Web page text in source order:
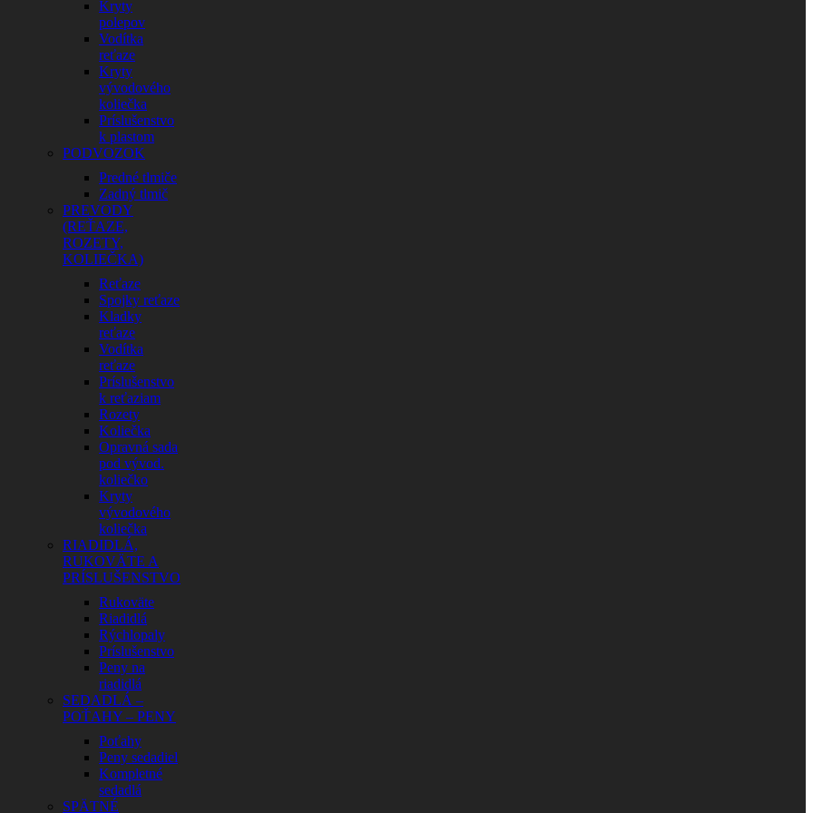
Kryty
polepov
Vodítka
reťaze
Kryty
vývodového
koliečka
Príslušenstvo
k plastom
PODVOZOK
Predné tlmiče
Zadný tlmič
PREVODY
(REŤAZE,
ROZETY,
KOLIEČKA)
Reťaze
Spojky reťaze
Kladky
reťaze
Vodítka
reťaze
Príslušenstvo
k reťaziam
Rozety
Koliečka
Opravná sada
pod vývod.
koliečko
Kryty
vývodového
koliečka
RIADIDLÁ,
RUKOVÄTE A
PRÍSLUŠENSTVO
Rukoväte
Riadidlá
Rýchlopaly
Príslušenstvo
Peny na
riadidlá
SEDADLÁ –
POŤAHY – PENY
Poťahy
Peny sedadiel
Kompletné
sedadlá
SPÄTNÉ